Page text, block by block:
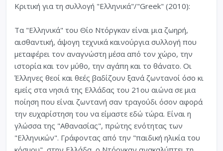
Κριτική για τη συλλογή "Ελληνικά"/"Greek" (2010):
Τα "Ελληνικά" του Θίο Ντόργκαν είναι μια ζωηρή,
αισθαντική, άψογη τεχνικά καινούργια συλλογή που
μεταφέρει τον αναγνώστη μέσα από τον χώρο, την
ιστορία και τον μύθο, την αγάπη και το θάνατο. Οι
Έλληνες θεοί και θεές βαδίζουν ξανά ζωντανοί όσο κι
εμείς στα νησιά της Ελλάδας του 21ου αιώνα σε μια
ποίηση που είναι ζωντανή σαν τραγούδι όσον αφορά
την ευχαρίστηση του να είμαστε εδώ τώρα. Είναι η
γλώσσα της "Αθανασίας", πρώτης ενότητας των
"Ελληνικών". Γράφοντας από την "παιδική ηλικία του